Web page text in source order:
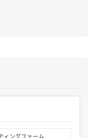
ィングファーム